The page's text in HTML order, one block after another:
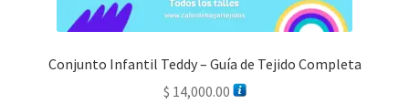
Conjunto Infantil Teddy – Guía de Tejido Completa
$ 14,000.00